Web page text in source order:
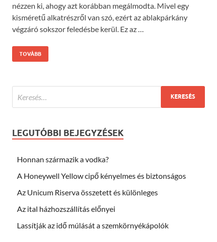
nézzen ki, ahogy azt korábban megálmodta. Mivel egy
kisméretű alkatrészről van szó, ezért az ablakpárkány
végzáró sokszor feledésbe kerül. Ez az …
TOVÁBB
LEGUTÓBBI BEJEGYZÉSEK
Honnan származik a vodka?
A Honeywell Yellow cipő kényelmes és biztonságos
Az Unicum Riserva összetett és különleges
Az ital házhozszállítás előnyei
Lassítják az idő múlását a szemkörnyékápolók